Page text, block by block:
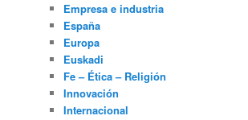
Empresa e industria
España
Europa
Euskadi
Fe – Ética – Religión
Innovación
Internacional